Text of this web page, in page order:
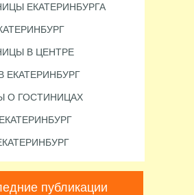
ЕКАТЕРИНБУРГА
В ЦЕНТРЕ
ЕКАТЕРИНБУРГ
О ГОСТИНИЦАХ
публикации